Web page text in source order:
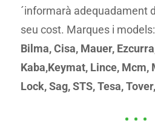
´informarà adequadament
seu cost. Marques i models:
Bilma, Cisa, Mauer,
Kaba,Keymat, Lince, Mcm,
Lock, Sag, STS, Tesa,